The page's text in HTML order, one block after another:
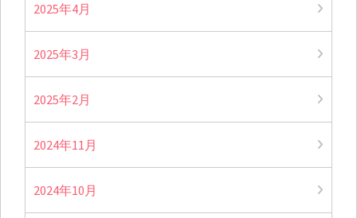
2025年4月
2025年3月
2025年2月
2024年11月
2024年10月